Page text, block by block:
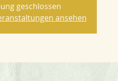
geschlossen
ansehen